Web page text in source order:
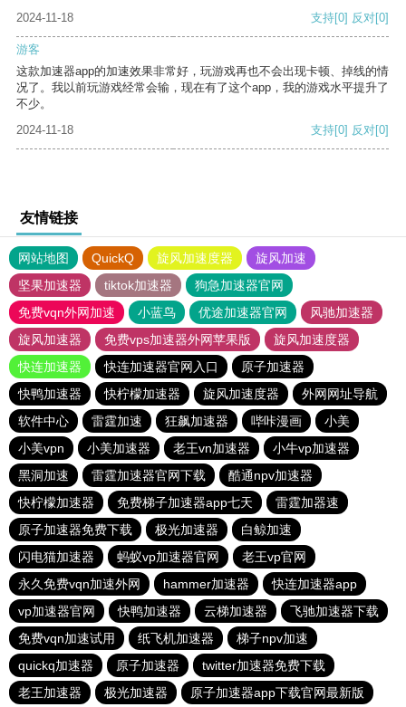
2024-11-18
支持[0] 反对[0]
游客
这款加速器app的加速效果非常好，玩游戏再也不会出现卡顿、掉线的情
况了。我以前玩游戏经常会输，现在有了这个app，我的游戏水平提升了
不少。
2024-11-18
支持[0] 反对[0]
友情链接
网站地图 QuickQ 旋风加速度器
旋风加速
坚果加速器
tiktok加速器
狗急加速器官网
免费vqn外网加速
小蓝鸟 优途加速器官网
风驰加速器
旋风加速器
免费vps加速器外网苹果版
旋风加速度器
快连加速器
快连加速器官网入口
原子加速器
快鸭加速器
快柠檬加速器 旋风加速度器
外网网址导航
软件中心
雷霆加速 狂飙加速器 哔咔漫画
小美
小美vpn
小美加速器 老王vn加速器
小牛vp加速器
黑洞加速
雷霆加速器官网下载
酷通npv加速器
快柠檬加速器
免费梯子加速器app七天
雷霆加器速
原子加速器免费下载
极光加速器
白鲸加速
闪电猫加速器
蚂蚁vp加速器官网
老王vp官网
永久免费vqn加速外网
hammer加速器
快连加速器app
vp加速器官网
快鸭加速器 云梯加速器
飞驰加速器下载
免费vqn加速试用
纸飞机加速器
梯子npv加速
quickq加速器
原子加速器
twitter加速器免费下载
老王加速器
极光加速器 原子加速器app下载官网最新版